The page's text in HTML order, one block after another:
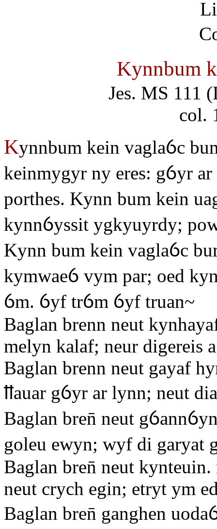
Kynnbum
Jes. MS 111
col.
Kynnbum kein vaglaỽc
keinmygyr ny eres: gỽyr ar
porthes. Kynn bum kein
kynnỽyssit ygkyuyrdy;
Kynn bum kein vaglaỽc
kymwaeỽ vym par; oed
ỽm. ỽyf trỽm ỽyf truan~
Baglan brenn neut
melyn kalaf; neur digereis
Baglan brenn neut gayaf
ỻauar gỽyr ar lynn; neut
Baglan bren̄ neut
goleu ewyn; wyf di garyat
Baglan bren̄ neut
neut crych egin; etryt ym
Baglan bren̄ ganghen